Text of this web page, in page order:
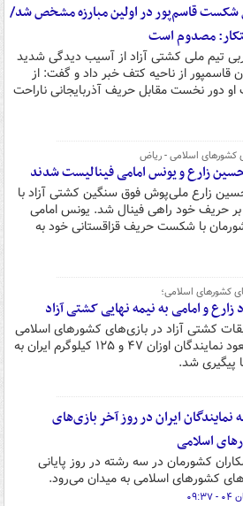
شکست قاسم‌پور در اولین مبارزه مشخص شد/
مصدوم است
تیم ملی کشتی آزاد از آسیب دیدگی شدید
قاسمپور از ناحیه کتف خبر داد و گفت: از
او دور نخست مقابل حریف آذربایجانی ناراحت
کشورهای اسلامی - ریاض
زارع و یونس امامی فینالیست شدند
زارع ملی‌پوش فوق سنگین کشتی آزاد با
بر حریف خود راهی فینال شد. یونس امامی
کیلوگرم کشورمان با شکست حریف قزاقستانی خود به
کشورهای اسلامی؛
و امامی به نیمه نهایی کشتی آزاد
کشتی آزاد در بازی‌های کشورهای اسلامی
با صعود نمایندگان اوزان ۴۷ و ۱۲۵ کیلوگرم ایران به
پیگیری شد.
نمایندگان ایران در روز آخر بازی‌های
اسلامی
کشورمان در سه رشته در روز پایانی
کشورهای اسلامی به میدان می‌رود.